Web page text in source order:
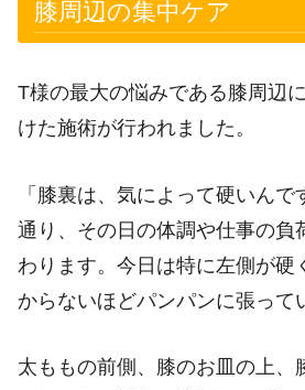
膝周辺の集中ケア
T様の最大の悩みである膝周辺
けた施術が行われました。
「膝裏は、気によって硬いん
通り、その日の体調や仕事の負
わります。今日は特に左側が硬
からないほどパンパンに張って
太ももの前側、膝のお皿の上、